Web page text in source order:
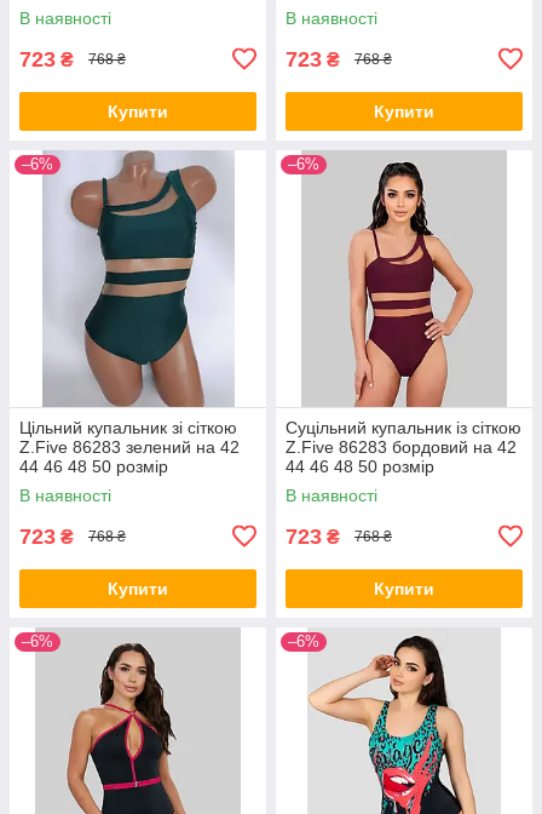
В наявності
723 ₴ 768 ₴
Купити
В наявності
723 ₴ 768 ₴
Купити
–6%
Цільний купальник зі сіткою
Z.Five 86283 зелений на 42
44 46 48 50 розмір
В наявності
723 ₴ 768 ₴
Купити
–6%
Суцільний купальник із сіткою
Z.Five 86283 бордовий на 42
44 46 48 50 розмір
В наявності
723 ₴ 768 ₴
Купити
–6% –6%